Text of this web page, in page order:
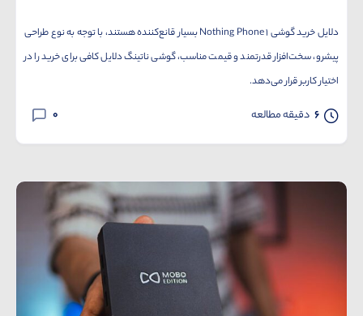
دلایل خرید گوشی ۱ Nothing Phone بسیار قانع‌کننده‌ هستند، با توجه به نوع طراحی
پیشرو، سخت‌افزار قدرتمند و قیمت مناسب، گوشی ناتینگ دلایل کافی برای خرید را در
اختیار کاربر قرار می‌دهد.
6 دقیقه مطالعه 0